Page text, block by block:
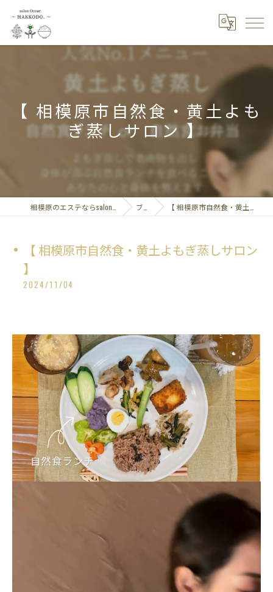
【 相模原市自然食・黄土よも
ぎ蒸しサロン 】
ブログ 【 相模原市自然食・黄土よもぎ蒸しサロン 】
【 相模原市自然食・黄土よもぎ蒸しサロン
】
2024/11/04